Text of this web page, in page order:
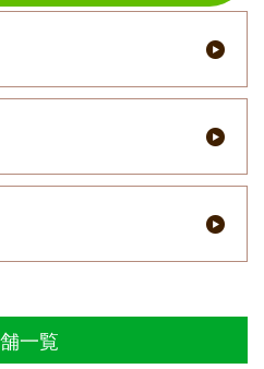
一覧